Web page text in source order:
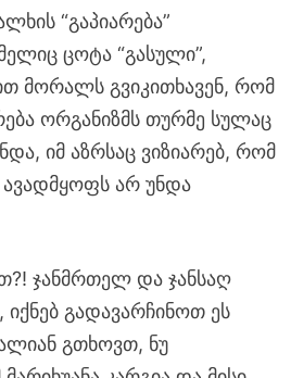
“გაპიარება”
ცოტა “გასული”,
მორალს გვიკითხავენ, რომ
ორგანიზმს თურმე სულაც
იმ აზრსაც ვიზიარებ, რომ
ავადმყოფს არ უნდა
ჯანმრთელ და ჯანსაღ
იქნებ გადავარჩინოთ ეს
გთხოვთ, ნუ